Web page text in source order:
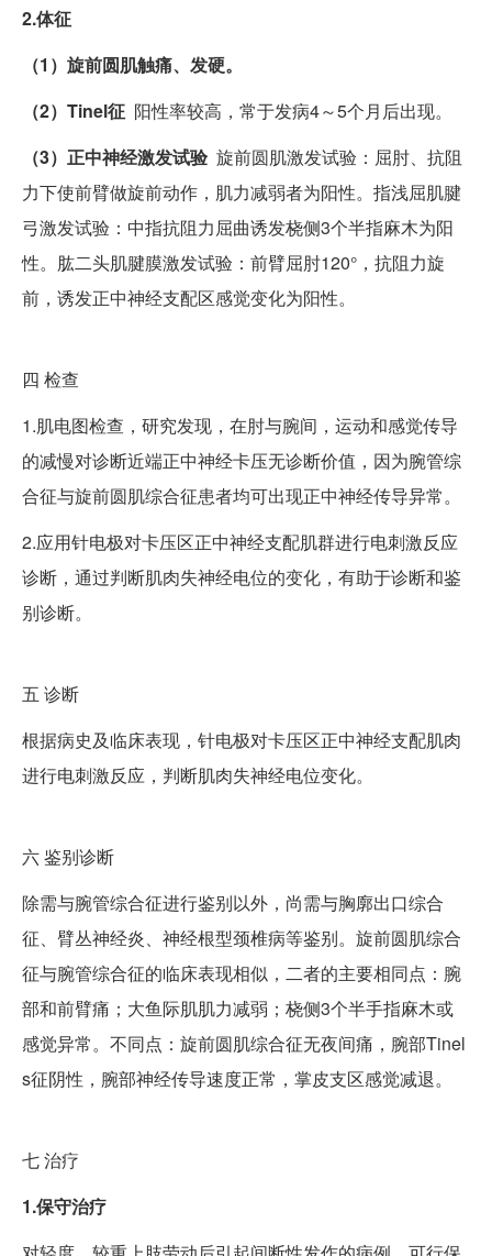
2.体征
（1）旋前圆肌触痛、发硬。
（2）Tinel征 阳性率较高，常于发病4～5个月后出现。
（3）正中神经激发试验 旋前圆肌激发试验：屈肘、抗阻
力下使前臂做旋前动作，肌力减弱者为阳性。指浅屈肌腱
弓激发试验：中指抗阻力屈曲诱发桡侧3个半指麻木为阳
性。肱二头肌腱膜激发试验：前臂屈肘120°，抗阻力旋
前，诱发正中神经支配区感觉变化为阳性。
四 检查
1.肌电图检查，研究发现，在肘与腕间，运动和感觉传导
的减慢对诊断近端正中神经卡压无诊断价值，因为腕管综
合征与旋前圆肌综合征患者均可出现正中神经传导异常。
2.应用针电极对卡压区正中神经支配肌群进行电刺激反应
诊断，通过判断肌肉失神经电位的变化，有助于诊断和鉴
别诊断。
五 诊断
根据病史及临床表现，针电极对卡压区正中神经支配肌肉
进行电刺激反应，判断肌肉失神经电位变化。
六鉴别诊断
除需与腕管综合征进行鉴别以外，尚需与胸廓出口综合
征、臂丛神经炎、神经根型颈椎病等鉴别。旋前圆肌综合
征与腕管综合征的临床表现相似，二者的主要相同点：腕
部和前臂痛；大鱼际肌肌力减弱；桡侧3个半手指麻木或
感觉异常。不同点：旋前圆肌综合征无夜间痛，腕部Tinel
s征阴性，腕部神经传导速度正常，掌皮支区感觉减退。
七治疗
1.保守治疗